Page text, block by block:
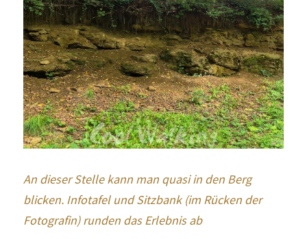
An dieser Stelle kann man quasi in den Berg
blicken. Infotafel und Sitzbank (im Rücken der
Fotografin) runden das Erlebnis ab